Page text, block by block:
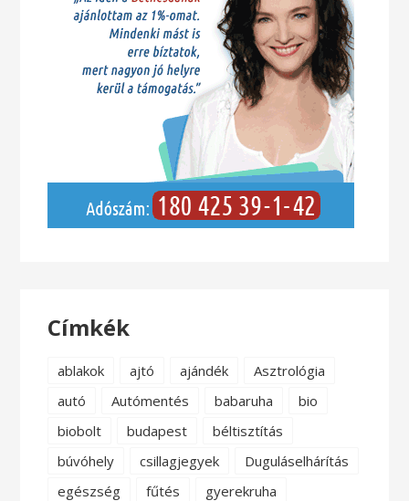
Címkék
ablakok ajtó ajándék
Asztrológia
autó
Autómentés babaruha
bio
biobolt
budapest
béltisztítás
búvóhely
csillagjegyek
Duguláselhárítás
egészség
fűtés
gyerekruha